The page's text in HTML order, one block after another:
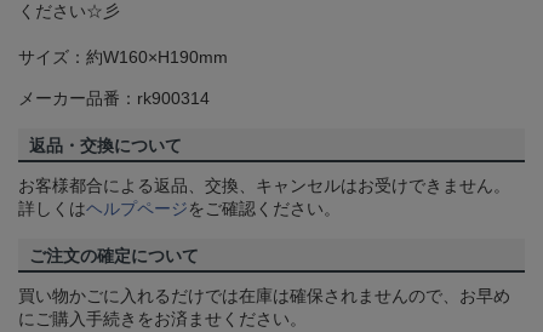
ください☆彡
サイズ：約W160×H190mm
メーカー品番：rk900314
返品・交換について
お客様都合による返品、交換、キャンセルはお受けできません。
詳しくはヘルプページをご確認ください。
ご注文の確定について
買い物かごに入れるだけでは在庫は確保されませんので、お早め
にご購入手続きをお済ませください。